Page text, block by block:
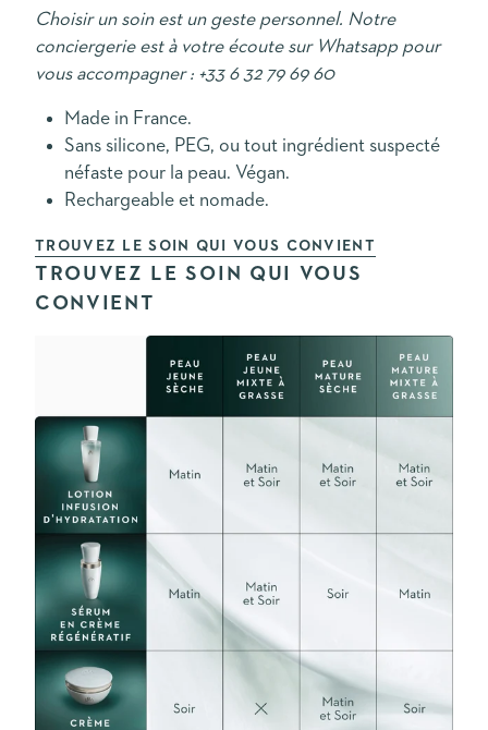
Choisir un soin est un geste personnel. Notre
conciergerie est à votre écoute sur Whatsapp pour
vous accompagner : +33 6 32 79 69 60
Made in France.
Sans silicone, PEG, ou tout ingrédient suspecté
néfaste pour la peau. Végan.
Rechargeable et nomade.
TROUVEZ LE SOIN QUI VOUS CONVIENT
TROUVEZ LE SOIN QUI VOUS
CONVIENT